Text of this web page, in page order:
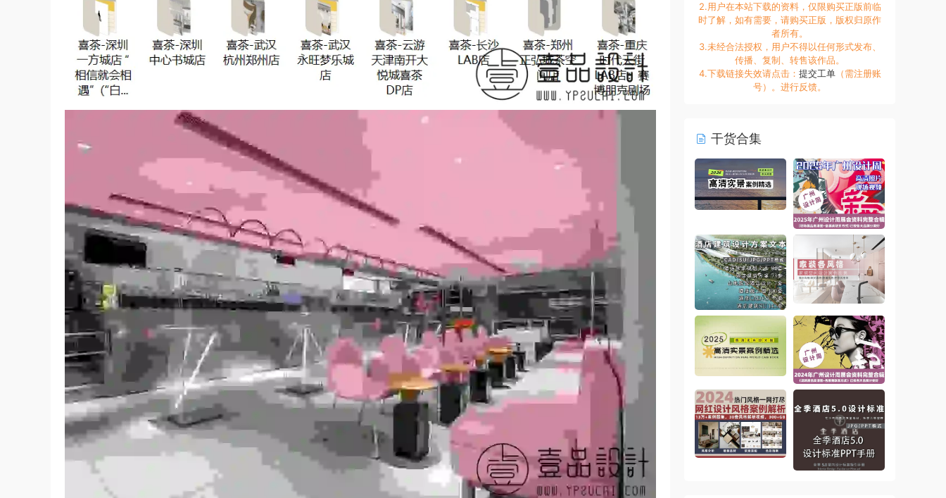
2.用户在本站下载的资料，仅限购买正版前临
时了解，如有需要，请购买正版，版权归原作
者所有。
3.未经合法授权，用户不得以任何形式发布、
传播、复制、转售该作品。
4.下载链接失效请点击： 提交工单（需注册账
号）。进行反馈。
干货合集